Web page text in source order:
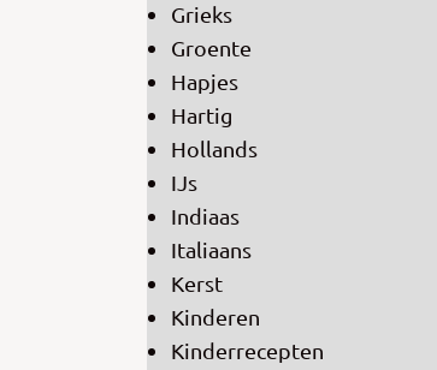
Grieks
Groente
Hapjes
Hartig
Hollands
IJs
Indiaas
Italiaans
Kerst
Kinderen
Kinderrecepten